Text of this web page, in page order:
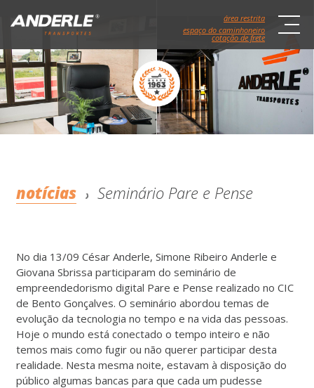
espaço do caminhoneiro
cotação de frete
área restrita
notícias Seminário Pare e Pense
No dia 13/09 César Anderle, Simone Ribeiro Anderle e
Giovana Sbrissa participaram do seminário de
empreendedorismo digital Pare e Pense realizado no CIC
de Bento Gonçalves. O seminário abordou temas de
evolução da tecnologia no tempo e na vida das pessoas.
Hoje o mundo está conectado o tempo inteiro e não
temos mais como fugir ou não querer participar desta
realidade. Nesta mesma noite, estavam à disposição do
público algumas bancas para que cada um pudesse